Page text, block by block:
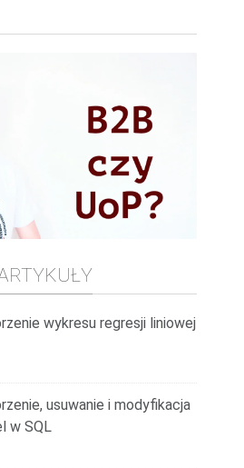
wykresu regresji liniowej
usuwanie i modyfikacja
w SQL